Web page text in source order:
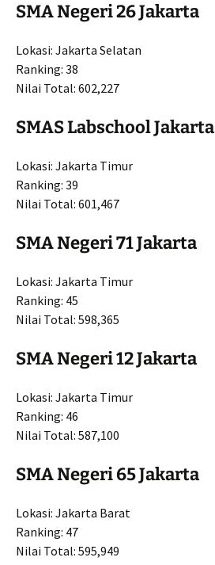
SMA Negeri 26 Jakarta
Lokasi: Jakarta Selatan
Ranking: 38
Nilai Total: 602,227
SMAS Labschool Jakarta
Lokasi: Jakarta Timur
Ranking: 39
Nilai Total: 601,467
SMA Negeri 71 Jakarta
Lokasi: Jakarta Timur
Ranking: 45
Nilai Total: 598,365
SMA Negeri 12 Jakarta
Lokasi: Jakarta Timur
Ranking: 46
Nilai Total: 587,100
SMA Negeri 65 Jakarta
Lokasi: Jakarta Barat
Ranking: 47
Nilai Total: 595,949